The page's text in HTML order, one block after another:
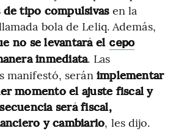
de tipo compulsivas en la
bola de Leliq. Además,
no se levantará el cepo
inmediata. Las
manifestó, serán implementar
momento el ajuste fiscal y
será fiscal,
y cambiario, les dijo.